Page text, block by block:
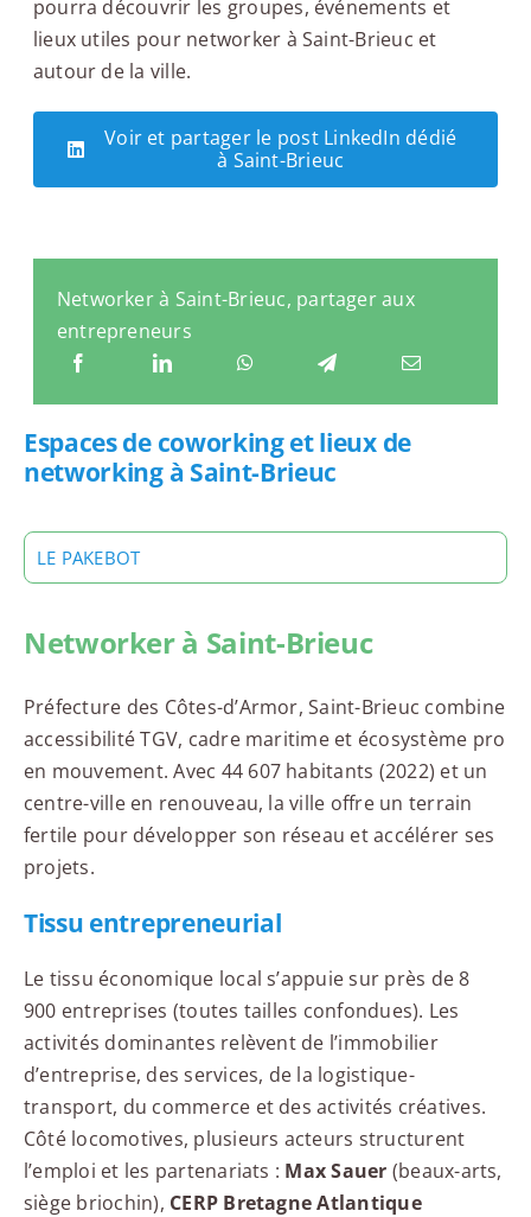
pourra découvrir les groupes, événements et
lieux utiles pour networker à Saint-Brieuc et
autour de la ville.
Voir et partager le post LinkedIn dédié
à Saint-Brieuc
Networker à Saint-Brieuc, partager aux
entrepreneurs
Espaces de coworking et lieux de
networking à Saint-Brieuc
LE PAKEBOT
Networker à Saint-Brieuc
Préfecture des Côtes-d’Armor, Saint-Brieuc combine
accessibilité TGV, cadre maritime et écosystème pro
en mouvement. Avec 44 607 habitants (2022) et un
centre-ville en renouveau, la ville offre un terrain
fertile pour développer son réseau et accélérer ses
projets.
Tissu entrepreneurial
Le tissu économique local s’appuie sur près de 8
900 entreprises (toutes tailles confondues). Les
activités dominantes relèvent de l’immobilier
d’entreprise, des services, de la logistique-
transport, du commerce et des activités créatives.
Côté locomotives, plusieurs acteurs structurent
l’emploi et les partenariats : Max Sauer (beaux-arts,
siège briochin), CERP Bretagne Atlantique